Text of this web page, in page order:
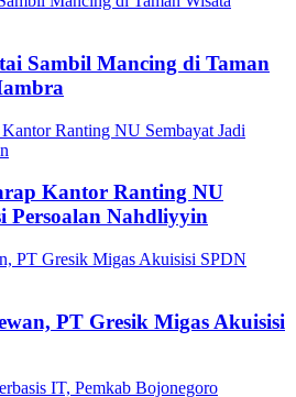
Sambil Mancing di Taman
Kantor Ranting NU
Persoalan Nahdliyyin
PT Gresik Migas Akuisisi